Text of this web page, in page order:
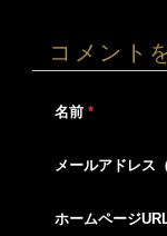
コメント
名前 *
メールアドレス
ホームページ